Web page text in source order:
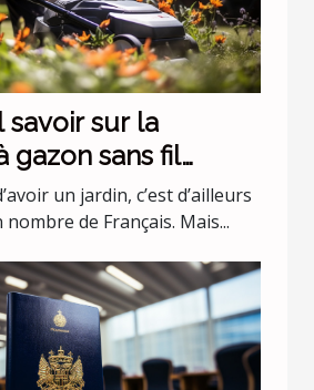
sur la
gazon sans fil
Black+Decker
QW ?
un jardin, c’est d’ailleurs
nombre de Français. Mais...